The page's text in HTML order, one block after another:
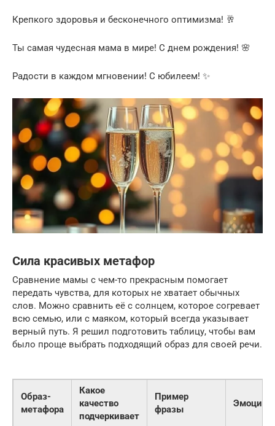
Крепкого здоровья и бесконечного оптимизма! 🥂
Ты самая чудесная мама в мире! С днем рождения! 🌸
Радости в каждом мгновении! С юбилеем! ✨
Сила красивых метафор
Сравнение мамы с чем-то прекрасным помогает
передать чувства, для которых не хватает обычных
слов. Можно сравнить её с солнцем, которое согревает
всю семью, или с маяком, который всегда указывает
верный путь. Я решил подготовить таблицу, чтобы вам
было проще выбрать подходящий образ для своей речи.
Образ-
метафора
Какое
качество
подчеркивает
Пример
фразы
Эмоция